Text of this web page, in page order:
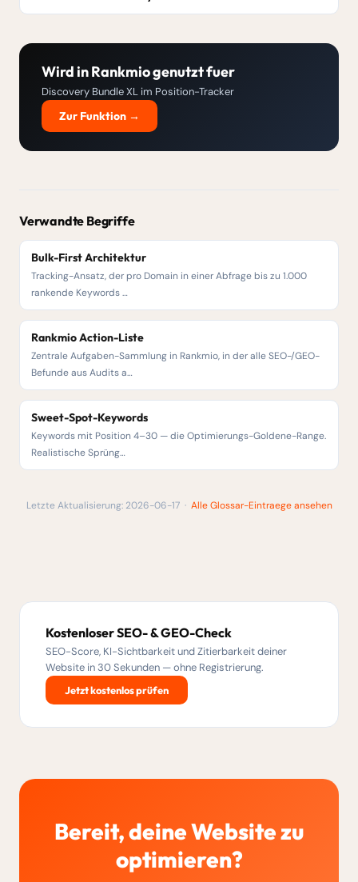
Wird in Rankmio genutzt fuer
Discovery Bundle XL im Position-Tracker
Zur Funktion →
Verwandte Begriffe
Bulk-First Architektur
Tracking-Ansatz, der pro Domain in einer Abfrage bis zu 1.000
rankende Keywords …
Rankmio Action-Liste
Zentrale Aufgaben-Sammlung in Rankmio, in der alle SEO-/GEO-
Befunde aus Audits a…
Sweet-Spot-Keywords
Keywords mit Position 4–30 — die Optimierungs-Goldene-Range.
Realistische Sprüng…
Letzte Aktualisierung: 2026-06-17 · Alle Glossar-Eintraege ansehen
Kostenloser SEO- & GEO-Check
SEO-Score, KI-Sichtbarkeit und Zitierbarkeit deiner
Website in 30 Sekunden — ohne Registrierung.
Jetzt kostenlos prüfen
Bereit, deine Website zu
optimieren?